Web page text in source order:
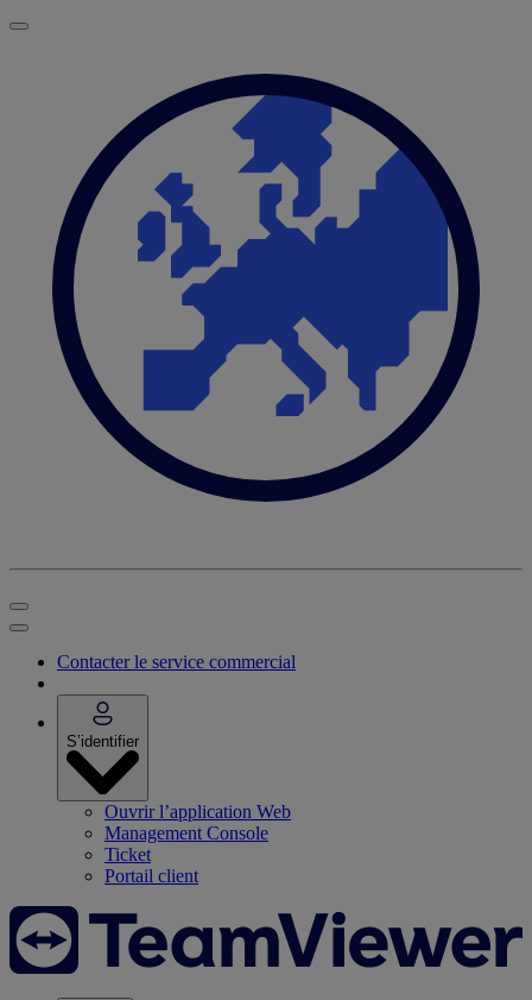
Contacter le service commercial
S’identifier
Ouvrir l’application Web
Management Console
Ticket
Portail client